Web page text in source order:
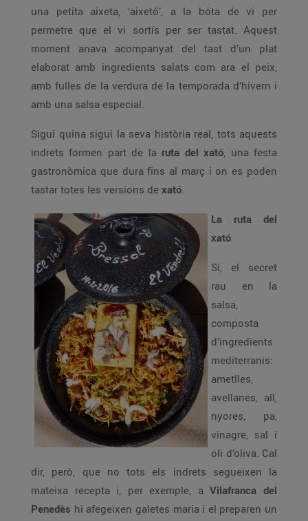
una petita aixeta, ‘aixetó’, a la bóta de vi per
permetre que el vi sortís per ser tastat. Aquest
moment anava acompanyat del tast d’un plat
elaborat amb ingredients salats com ara el peix,
amb fulles de la verdura de la temporada d’hivern i
amb una salsa especial.
Sigui quina sigui la seva història real, tots aquests
indrets formen part de la ruta del xató, una festa
gastronòmica que dura fins al març i on es poden
tastar totes les versions de xató.
La ruta del
xató
Sí, el secret
rau en la
salsa,
composta
d’ingredients
mediterranis:
ametlles,
avellanes, all,
nyores, pa,
vinagre, sal i
oli d’oliva. Cal
dir, però, que no tots els indrets segueixen la
mateixa recepta i, per exemple, a Vilafranca del
Penedès hi afegeixen galetes maria i el preparen un